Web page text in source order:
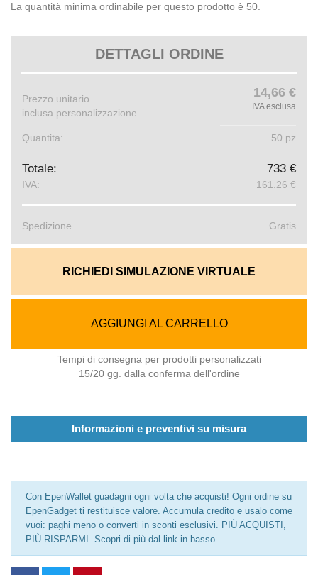
La quantità minima ordinabile per questo prodotto è 50.
DETTAGLI ORDINE
Prezzo unitario
inclusa personalizzazione
14,66 €
IVA esclusa
Quantita: 50 pz
Totale: 733 €
IVA: 161.26 €
Spedizione Gratis
RICHIEDI SIMULAZIONE VIRTUALE
AGGIUNGI AL CARRELLO
Tempi di consegna per prodotti personalizzati
15/20 gg. dalla conferma dell'ordine
Informazioni e preventivi su misura
Con EpenWallet guadagni ogni volta che acquisti! Ogni ordine su
EpenGadget ti restituisce valore. Accumula credito e usalo come
vuoi: paghi meno o converti in sconti esclusivi. PIÙ ACQUISTI,
PIÙ RISPARMI. Scopri di più dal link in basso